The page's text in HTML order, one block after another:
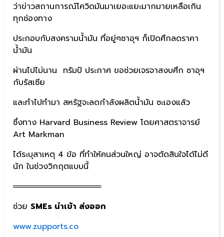
ว่าข่าวสถานการณ์โควิดมันมาเยอะแยะมากมายเหลือเกิน
ทุกช่องทาง
ประกอบกับสงครามน้ำมัน ที่อยู่ๆซาอุฯ ก็เปิดศึกลดราคา
น้ำมัน
ผ่านไปไม่นาน ทรัมป์ ประกาศ ขอช่วยเจรจาสงบศึก ซาอุฯ
กับรัสเซีย
และทำไปทำมา สหรัฐจะลดกำลังผลิตน้ำมัน ซะเองแล้ว
ซึ่งทาง Harvard Business Review โดยศาสตราจารย์
Art Markman
ได้ระบุสาเหตุ 4 ข้อ ที่ทำให้คนส่วนใหญ่ อาจตัดสินใจได้ไม่ดี
นัก ในช่วงวิกฤตแบบนี้
════════════════
ช่วย SMEs นำเข้า ส่งออก
www.zupports.co